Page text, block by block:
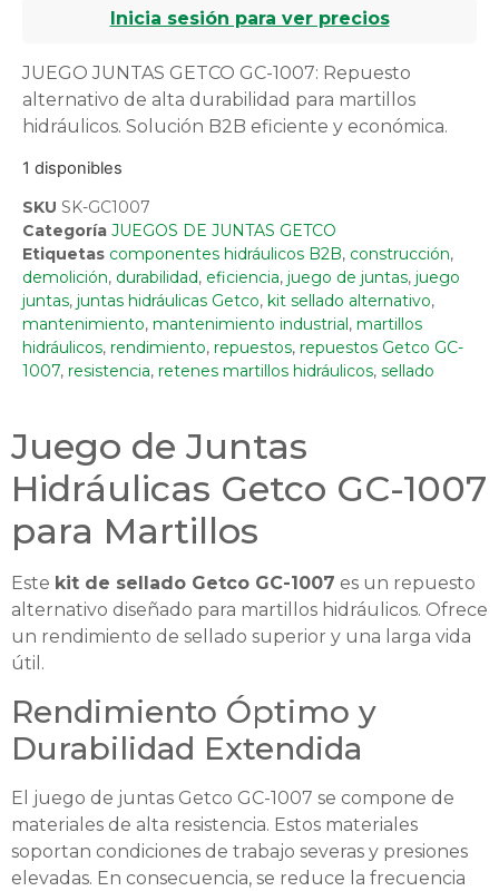
Inicia sesión para ver precios
JUEGO JUNTAS GETCO GC-1007: Repuesto
alternativo de alta durabilidad para martillos
hidráulicos. Solución B2B eficiente y económica.
1 disponibles
SKU SK-GC1007
Categoría JUEGOS DE JUNTAS GETCO
Etiquetas componentes hidráulicos B2B, construcción,
demolición, durabilidad, eficiencia, juego de juntas, juego
juntas, juntas hidráulicas Getco, kit sellado alternativo,
mantenimiento, mantenimiento industrial , martillos
hidráulicos, rendimiento, repuestos, repuestos Getco GC-
1007, resistencia, retenes martillos hidráulicos, sellado
Juego de Juntas
Hidráulicas Getco GC-1007
para Martillos
Este kit de sellado Getco GC-1007 es un repuesto
alternativo diseñado para martillos hidráulicos. Ofrece
un rendimiento de sellado superior y una larga vida
útil.
Rendimiento Óptimo y
Durabilidad Extendida
El juego de juntas Getco GC-1007 se compone de
materiales de alta resistencia. Estos materiales
soportan condiciones de trabajo severas y presiones
elevadas. En consecuencia, se reduce la frecuencia